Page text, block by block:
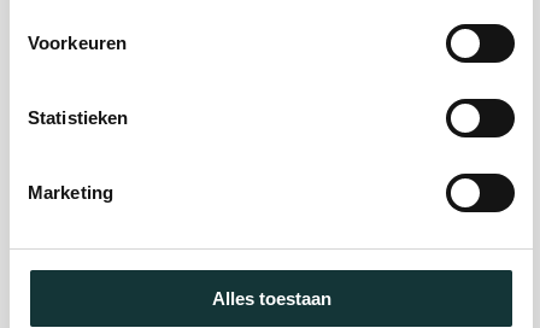
Voorkeuren
Statistieken
Marketing
Alles toestaan
Auditie
De Pieterskerk als
Onderhoud &